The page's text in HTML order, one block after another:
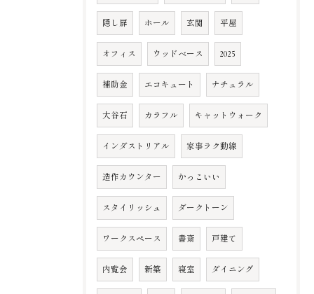
隠し扉 ホール 玄関 平屋
オフィス ウッドベース 2025
補助金 エコキュート ナチュラル
大谷石 カラフル キャットウォーク
インダストリアル 家事ラク動線
造作カウンター かっこいい
スタイリッシュ ダークトーン
ワークスペース 書斎 戸建て
内覧会 新築 寝室 ダイニング